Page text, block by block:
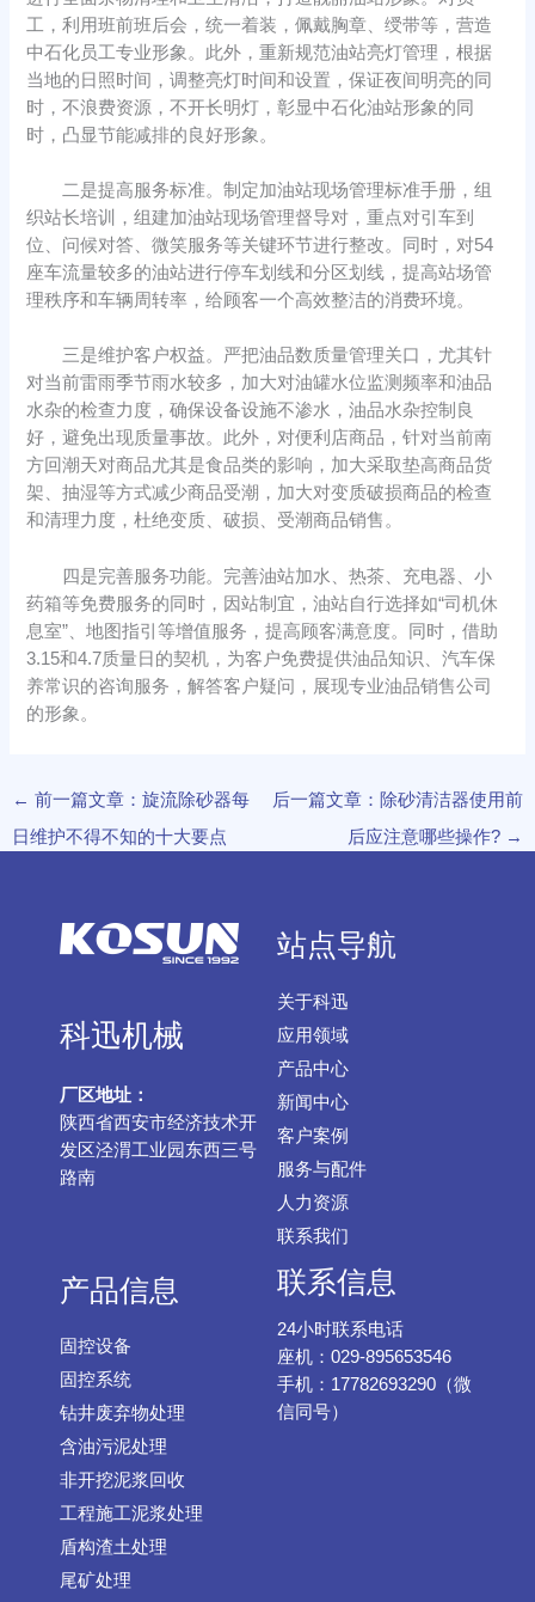
工，利用班前班后会，统一着装，佩戴胸章、绶带等，营造
中石化员工专业形象。此外，重新规范油站亮灯管理，根据
当地的日照时间，调整亮灯时间和设置，保证夜间明亮的同
时，不浪费资源，不开长明灯，彰显中石化油站形象的同
时，凸显节能减排的良好形象。
二是提高服务标准。制定加油站现场管理标准手册，组
织站长培训，组建加油站现场管理督导对，重点对引车到
位、问候对答、微笑服务等关键环节进行整改。同时，对54
座车流量较多的油站进行停车划线和分区划线，提高站场管
理秩序和车辆周转率，给顾客一个高效整洁的消费环境。
三是维护客户权益。严把油品数质量管理关口，尤其针
对当前雷雨季节雨水较多，加大对油罐水位监测频率和油品
水杂的检查力度，确保设备设施不渗水，油品水杂控制良
好，避免出现质量事故。此外，对便利店商品，针对当前南
方回潮天对商品尤其是食品类的影响，加大采取垫高商品货
架、抽湿等方式减少商品受潮，加大对变质破损商品的检查
和清理力度，杜绝变质、破损、受潮商品销售。
四是完善服务功能。完善油站加水、热茶、充电器、小
药箱等免费服务的同时，因站制宜，油站自行选择如“司机休
息室”、地图指引等增值服务，提高顾客满意度。同时，借助
3.15和4.7质量日的契机，为客户免费提供油品知识、汽车保
养常识的咨询服务，解答客户疑问，展现专业油品销售公司
的形象。
← 前一篇文章：旋流除砂器每
日维护不得不知的十大要点
后一篇文章：除砂清洁器使用前
后应注意哪些操作? →
科迅机械
厂区地址：
陕西省西安市经济技术开
发区泾渭工业园东西三号
路南
站点导航
关于科迅
应用领域
产品中心
新闻中心
客户案例
服务与配件
人力资源
联系我们
产品信息
固控设备
固控系统
钻井废弃物处理
含油污泥处理
非开挖泥浆回收
工程施工泥浆处理
盾构渣土处理
尾矿处理
联系信息
24小时联系电话
座机：029-895653546
手机：17782693290（微
信同号）